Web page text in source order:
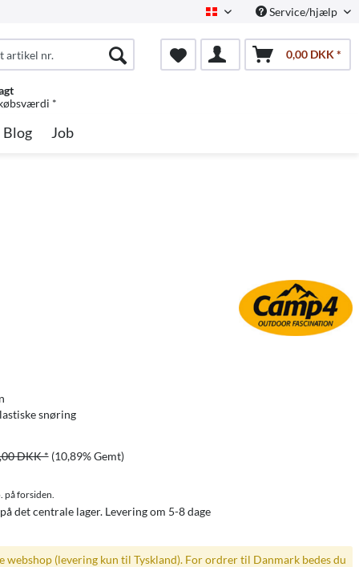
Dansk Service/hjælp
0,00 DKK *
*
Blog Job
snøring
DKK * (10,89% Gemt)
på forsiden.
det centrale lager. Levering om 5-8 dage
webshop (levering kun til Tyskland). For ordrer til Danmark bedes du